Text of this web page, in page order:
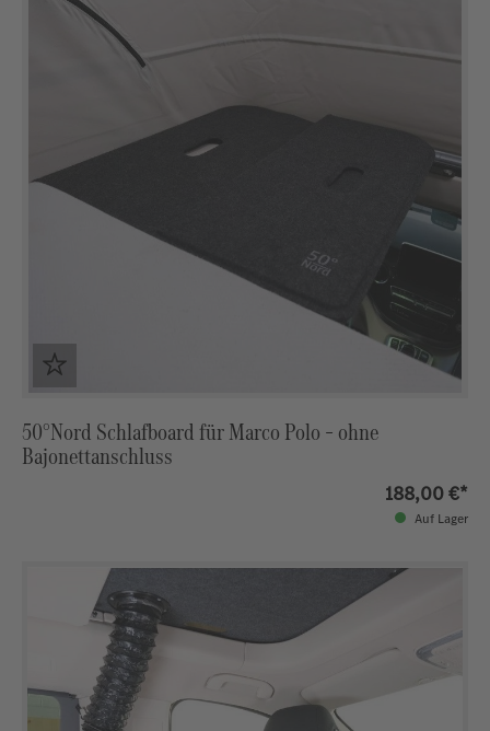
50°Nord Schlafboard für Marco Polo – ohne
Bajonettanschluss
188,00 €*
Auf Lager